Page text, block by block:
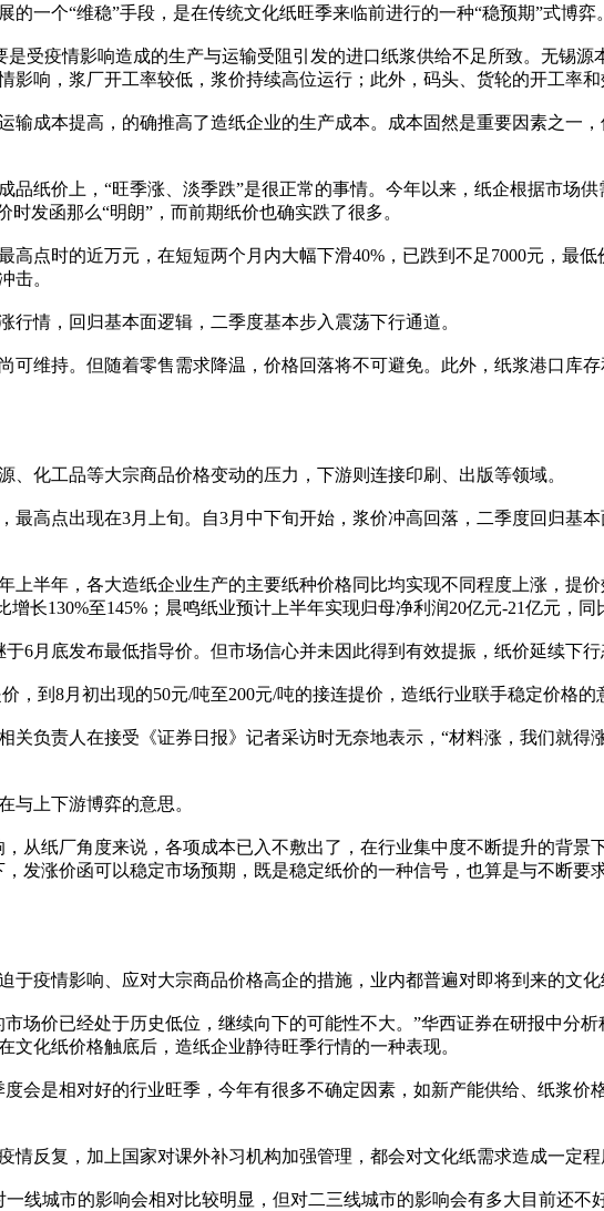
个“维稳”手段，是在传统文化纸旺季来临前进行的一种“稳预期”式博弈。
疫情影响造成的生产与运输受阻引发的进口纸浆供给不足所致。无锡源
响，浆厂开工率较低，浆价持续高位运行；此外，码头、货轮的开工率和
成本提高，的确推高了造纸企业的生产成本。成本固然是重要因素之一
价上，“旺季涨、淡季跌”是很正常的事情。今年以来，纸企根据市场供
发函那么“明朗”，而前期纸价也确实跌了很多。
时的近万元，在短短两个月内大幅下滑40%，已跌到不足7000元，最低
击。
情，回归基本面逻辑，二季度基本步入震荡下行通道。
持。但随着零售需求降温，价格回落将不可避免。此外，纸浆港口库存
工品等大宗商品价格变动的压力，下游则连接印刷、出版等领域。
点出现在3月上旬。自3月中下旬开始，浆价冲高回落，二季度回归基本
半年，各大造纸企业生产的主要纸种价格同比均实现不同程度上涨，提
长130%至145%；晨鸣纸业预计上半年实现归母净利润20亿元-21亿元，同
底发布最低指导价。但市场信心并未因此得到有效提振，纸价延续下行
到8月初出现的50元/吨至200元/吨的接连提价，造纸行业联手稳定价格的
责人在接受《证券日报》记者采访时无奈地表示，“材料涨，我们就得
上下游博弈的意思。
纸厂角度来说，各项成本已入不敷出了，在行业集中度不断提升的背景
发涨价函可以稳定市场预期，既是稳定纸价的一种信号，也算是与不断要
情影响、应对大宗商品价格高企的措施，业内都普遍对即将到来的文化
价已经处于历史低位，继续向下的可能性不大。”华西证券在研报中分析
化纸价格触底后，造纸企业静待旺季行情的一种表现。
是相对好的行业旺季，今年有很多不确定因素，如新产能供给、纸浆价
复，加上国家对课外补习机构加强管理，都会对文化纸需求造成一定程
城市的影响会相对比较明显，但对二三线城市的影响会有多大目前还不好